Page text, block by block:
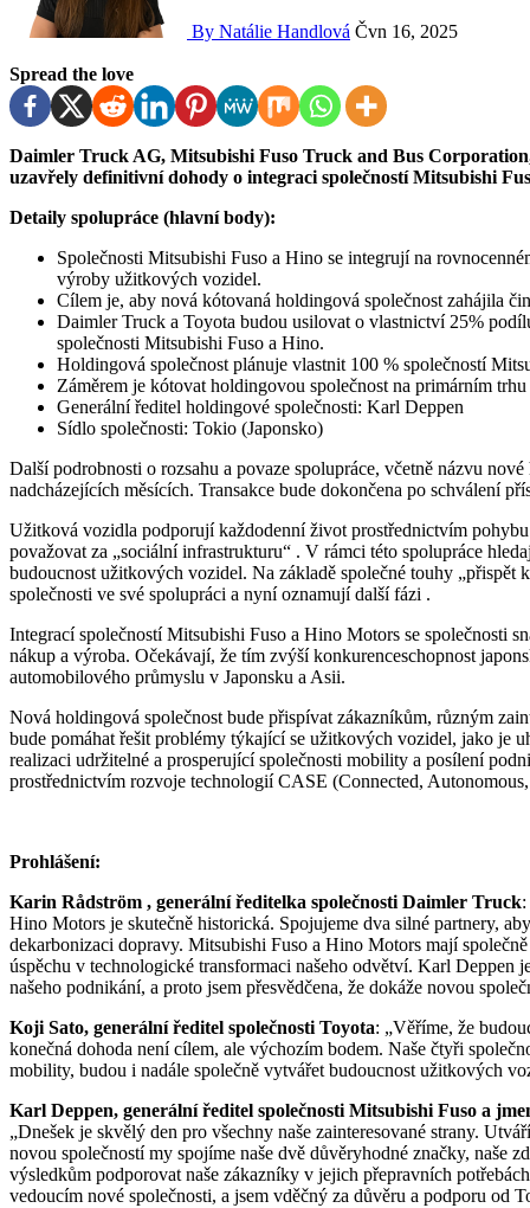
By Natálie Handlová Čvn 16, 2025
Spread the love
Daimler Truck AG, Mitsubishi Fuso Truck and Bus Corporation, Hino Motors Ltd. a Toyota Motor Corporation
uzavřely definitivní dohody o integraci společností Mitsubishi
Detaily spolupráce (hlavní body):
Společnosti Mitsubishi Fuso a Hino se integrují na
výroby užitkových vozidel.
Cílem je, aby nová kótovaná holdingová společnost zahájila
Daimler Truck a Toyota budou usilovat o vlastnictví 25%
společnosti Mitsubishi Fuso a Hino.
Holdingová společnost plánuje vlastnit 100 % společností
Záměrem je kótovat holdingovou společnost na primárním
Generální ředitel holdingové společnosti: Karl Deppen
Sídlo společnosti: Tokio (Japonsko)
Další podrobnosti o rozsahu a povaze spolupráce, včetně názvu
nadcházejících měsících. Transakce bude dokončena po schválení
Užitková vozidla podporují každodenní život prostřednictvím
považovat za „sociální infrastrukturu“ . V rámci této spolupráce
budoucnost užitkových vozidel. Na základě společné touhy
společnosti ve své spolupráci a nyní oznamují další fázi .
Integrací společností Mitsubishi Fuso a Hino Motors se společnosti
nákup a výroba. Očekávají, že tím zvýší konkurenceschopnost
automobilového průmyslu v Japonsku a Asii.
Nová holdingová společnost bude přispívat zákazníkům, různým
bude pomáhat řešit problémy týkající se užitkových vozidel, jako je
realizaci udržitelné a prosperující společnosti mobility a posílení
prostřednictvím rozvoje technologií CASE (Connected,
Prohlášení:
Karin Rådström , generální ředitelka společnosti Daimler Truck
Hino Motors je skutečně historická. Spojujeme dva silné partnery,
dekarbonizaci dopravy. Mitsubishi Fuso a Hino Motors mají
úspěchu v technologické transformaci našeho odvětví. Karl Deppen
našeho podnikání, a proto jsem přesvědčena, že dokáže novou
Koji Sato, generální ředitel společnosti Toyota: „Věříme, že
konečná dohoda není cílem, ale výchozím bodem. Naše čtyři
mobility, budou i nadále společně vytvářet budoucnost užitkových
Karl Deppen, generální ředitel společnosti Mitsubishi Fuso a
„Dnešek je skvělý den pro všechny naše zainteresované strany.
novou společností my spojíme naše dvě důvěryhodné značky, naše
výsledkům podporovat naše zákazníky v jejich přepravních
vedoucím nové společnosti, a jsem vděčný za důvěru a podporu od